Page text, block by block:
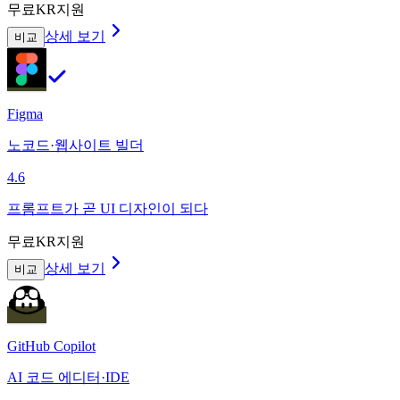
무료KR지원
비교 상세 보기
Figma
노코드·웹사이트 빌더
4.6
프롬프트가 곧 UI 디자인이 되다
무료KR지원
비교 상세 보기
GitHub Copilot
AI 코드 에디터·IDE